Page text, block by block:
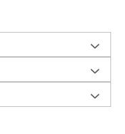
chiar și în lemn
prin lărgirea orificiului
în timpul înșurubării
la înșurubare,
corectă și transfer